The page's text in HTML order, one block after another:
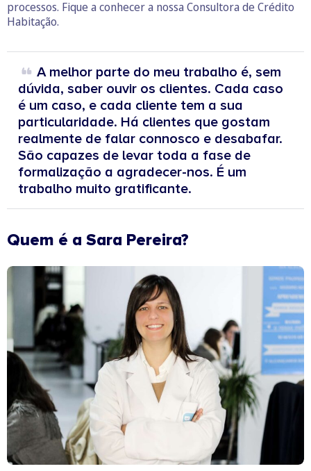
processos. Fique a conhecer a nossa Consultora de Crédito
Habitação.
A melhor parte do meu trabalho é, sem
dúvida, saber ouvir os clientes. Cada caso
é um caso, e cada cliente tem a sua
particularidade. Há clientes que gostam
realmente de falar connosco e desabafar.
São capazes de levar toda a fase de
formalização a agradecer-nos. É um
trabalho muito gratificante.
Quem é a Sara Pereira?